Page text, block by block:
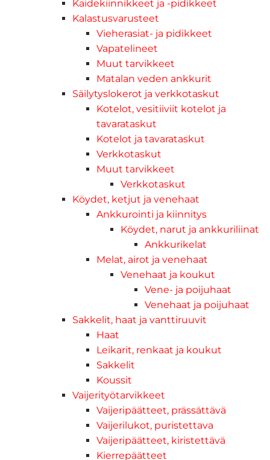
Kaidekiinnikkeet ja -pidikkeet
Kalastusvarusteet
Vieherasiat- ja pidikkeet
Vapatelineet
Muut tarvikkeet
Matalan veden ankkurit
Säilytyslokerot ja verkkotaskut
Kotelot, vesitiiviit kotelot ja
tavarataskut
Kotelot ja tavarataskut
Verkkotaskut
Muut tarvikkeet
Verkkotaskut
Köydet, ketjut ja venehaat
Ankkurointi ja kiinnitys
Köydet, narut ja ankkuriliinat
Ankkurikelat
Melat, airot ja venehaat
Venehaat ja koukut
Vene- ja poijuhaat
Venehaat ja poijuhaat
Sakkelit, haat ja vanttiruuvit
Haat
Leikarit, renkaat ja koukut
Sakkelit
Koussit
Vaijerityötarvikkeet
Vaijeripäätteet, prässättävä
Vaijerilukot, puristettava
Vaijeripäätteet, kiristettävä
Kierrepäätteet